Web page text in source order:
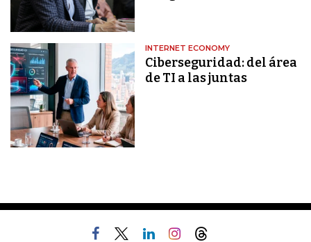
INTERNET ECONOMY
Ciberseguridad: del área
de TI a las juntas